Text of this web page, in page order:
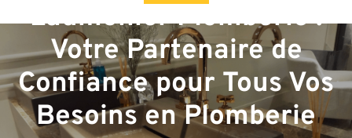
Laumonier Plomberie :
Votre Partenaire de
Confiance pour Tous Vos
Besoins en Plomberie